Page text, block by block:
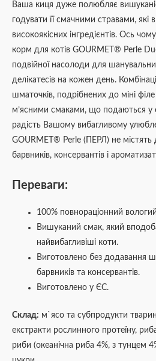
Ваша киця дуже полюбляє
годувати її смачними стравами, які
високоякісних інгредієнтів. Ось
корм для котів GOURMET® Perle
подвійної насолоди для
делікатесів на кожен день.
шматочків, подрібнених до міні
м’ясними смаками, що подаються у
радість Вашому вибагливому
GOURMET® Perle (ПЕРЛ) не
барвників, консервантів і
Переваги:
100% повнораціонний
Вишуканий смак, який
найвибагливіші коти.
Виготовлено без додавання
барвників та консервантів.
Виготовлено у ЄС.
Склад: м`ясо та субпродукти
екстракти рослинного протеїну,
риби (океанічна риба 4%, з тунцем